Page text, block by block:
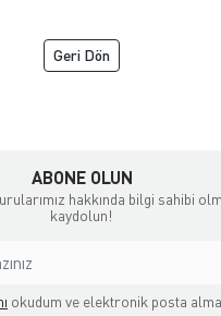
Geri Dön
ABONE OLUN
hakkında bilgi sahibi
kaydolun!
okudum ve elektronik posta